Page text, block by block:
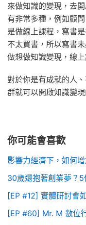
來做知識的變現，去
有非常多種，例如顧
是做線上課程，寫書
不太買書，所以寫書
做想做知識變現，線
對於你是有成就的人
群就可以開啟知識變
你可能會喜歡
影響力經濟下，如何
30歲還抱著創業夢？
[EP #12] 實體研討會
[EP #60] Mr. M 數位